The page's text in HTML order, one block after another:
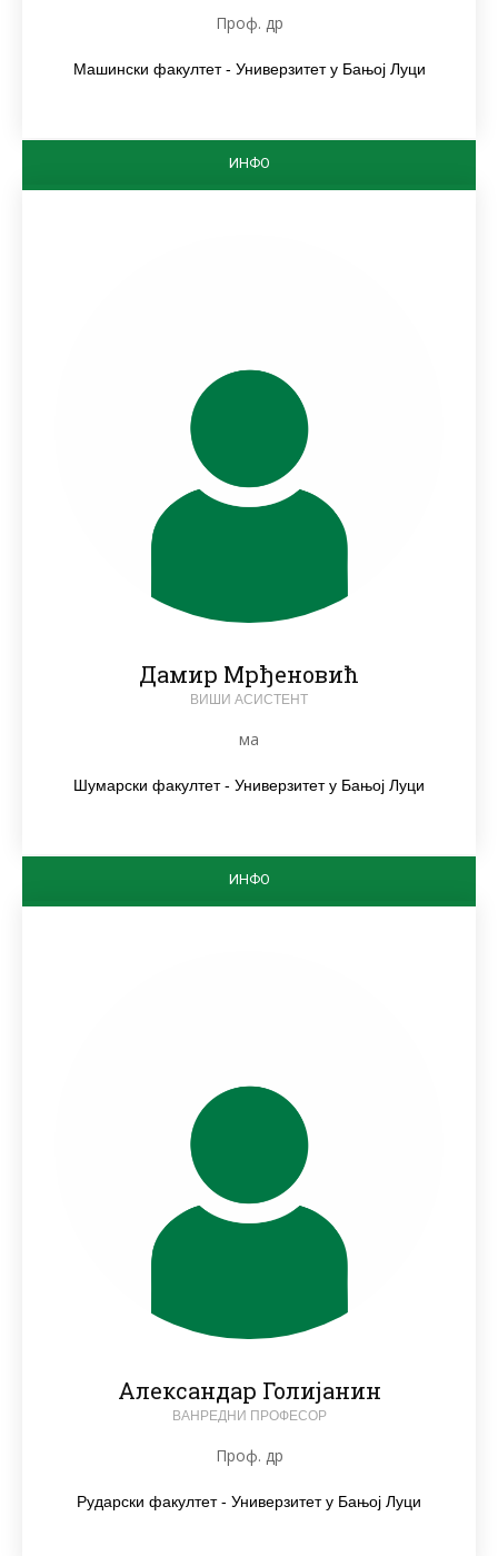
Проф. др
Машински факултет - Универзитет у Бањој Луци
ИНФО
Дамир Мрђеновић
ВИШИ АСИСТЕНТ
ма
Шумарски факултет - Универзитет у Бањој Луци
ИНФО
Александар Голијанин
ВАНРЕДНИ ПРОФЕСОР
Проф. др
Рударски факултет - Универзитет у Бањој Луци